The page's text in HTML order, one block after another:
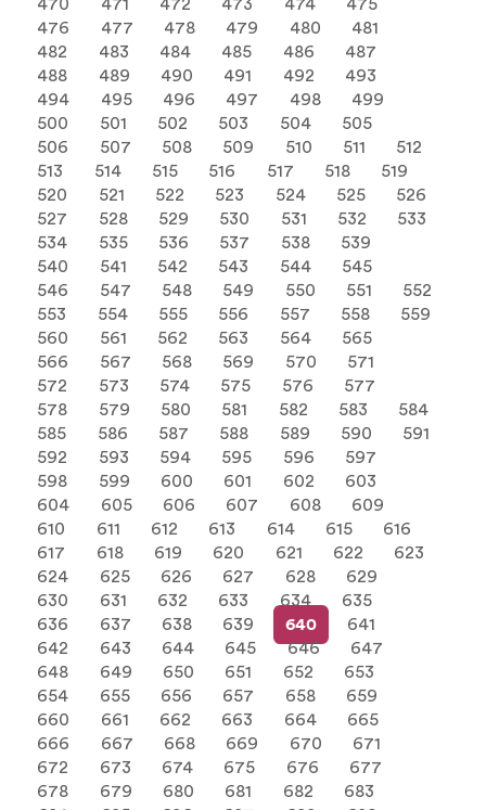
470 471 472 473 474
475
476
477 478 479 480
481
482
483 484 485 486
487
488
489 490 491 492
493
494
495 496 497 498
499
500
501 502 503 504
505
506
507 508 509 510 511
512
513
514 515 516 517 518
519
520
521 522 523 524 525
526
527
528 529 530 531 532
533
534
535 536 537 538
539
540
541 542 543 544
545
546
547 548 549 550 551
552
553
554 555 556 557 558
559
560
561 562 563 564
565
566
567 568 569 570
571
572
573 574 575 576
577
578
579 580 581 582 583
584
585
586 587 588 589 590
591
592
593 594 595 596
597
598
599 600 601 602
603
604
605 606 607 608
609
610
611 612 613 614 615
616
617
618 619 620 621 622
623
624
625 626 627 628
629
630
631 632 633 634
635
636
637 638 639 640
641
642
643 644 645 646
647
648
649 650 651 652
653
654
655 656 657 658
659
660
661 662 663 664
665
666
667 668 669 670
671
672
673 674 675 676
677
678
679 680 681 682
683